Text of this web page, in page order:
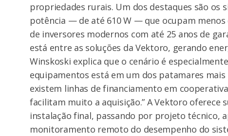
propriedades rurais. Um dos destaques são os
potência — de até 610 W — que ocupam menos
de inversores modernos com até 25 anos de
está entre as soluções da Vektoro, gerando
Winskoski explica que o cenário é
equipamentos está em um dos patamares
existem linhas de financiamento em
facilitam muito a aquisição.” A Vektoro oferece
instalação final, passando por projeto técnico,
monitoramento remoto do desempenho do